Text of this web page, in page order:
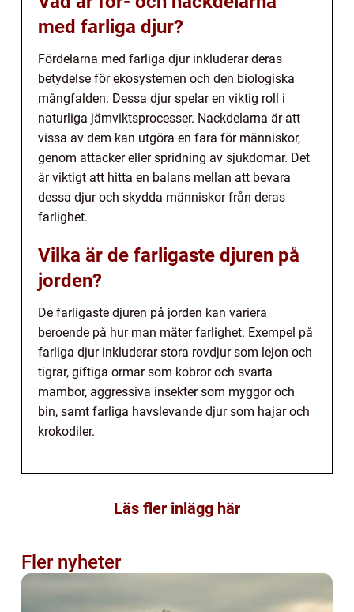
med farliga djur?
Fördelarna med farliga djur inkluderar deras
betydelse för ekosystemen och den biologiska
mångfalden. Dessa djur spelar en viktig roll i
naturliga jämviktsprocesser. Nackdelarna är att
vissa av dem kan utgöra en fara för människor,
genom attacker eller spridning av sjukdomar. Det
är viktigt att hitta en balans mellan att bevara
dessa djur och skydda människor från deras
farlighet.
Vilka är de farligaste djuren på
jorden?
De farligaste djuren på jorden kan variera
beroende på hur man mäter farlighet. Exempel på
farliga djur inkluderar stora rovdjur som lejon och
tigrar, giftiga ormar som kobror och svarta
mambor, aggressiva insekter som myggor och
bin, samt farliga havslevande djur som hajar och
krokodiler.
Läs fler inlägg här
Fler nyheter